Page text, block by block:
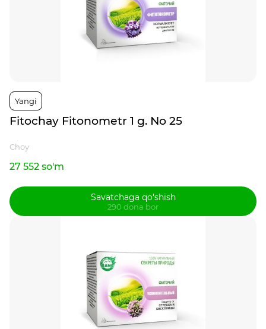
Yangi
Fitochay Fitonometr 1 g. No 25
Choy
27 552 so'm
Savatchaga qo‘shish
290 dona bor